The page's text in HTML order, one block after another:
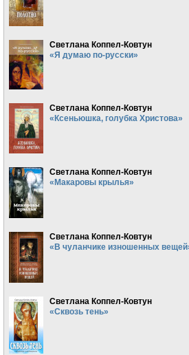
Светлана Коппел-Ковтун
«Я думаю по-русски»
Светлана Коппел-Ковтун
«Ксеньюшка, голубка Христова»
Светлана Коппел-Ковтун
«Макаровы крылья»
Светлана Коппел-Ковтун
«В чуланчике изношенных
Светлана Коппел-Ковтун
«Сквозь тень»